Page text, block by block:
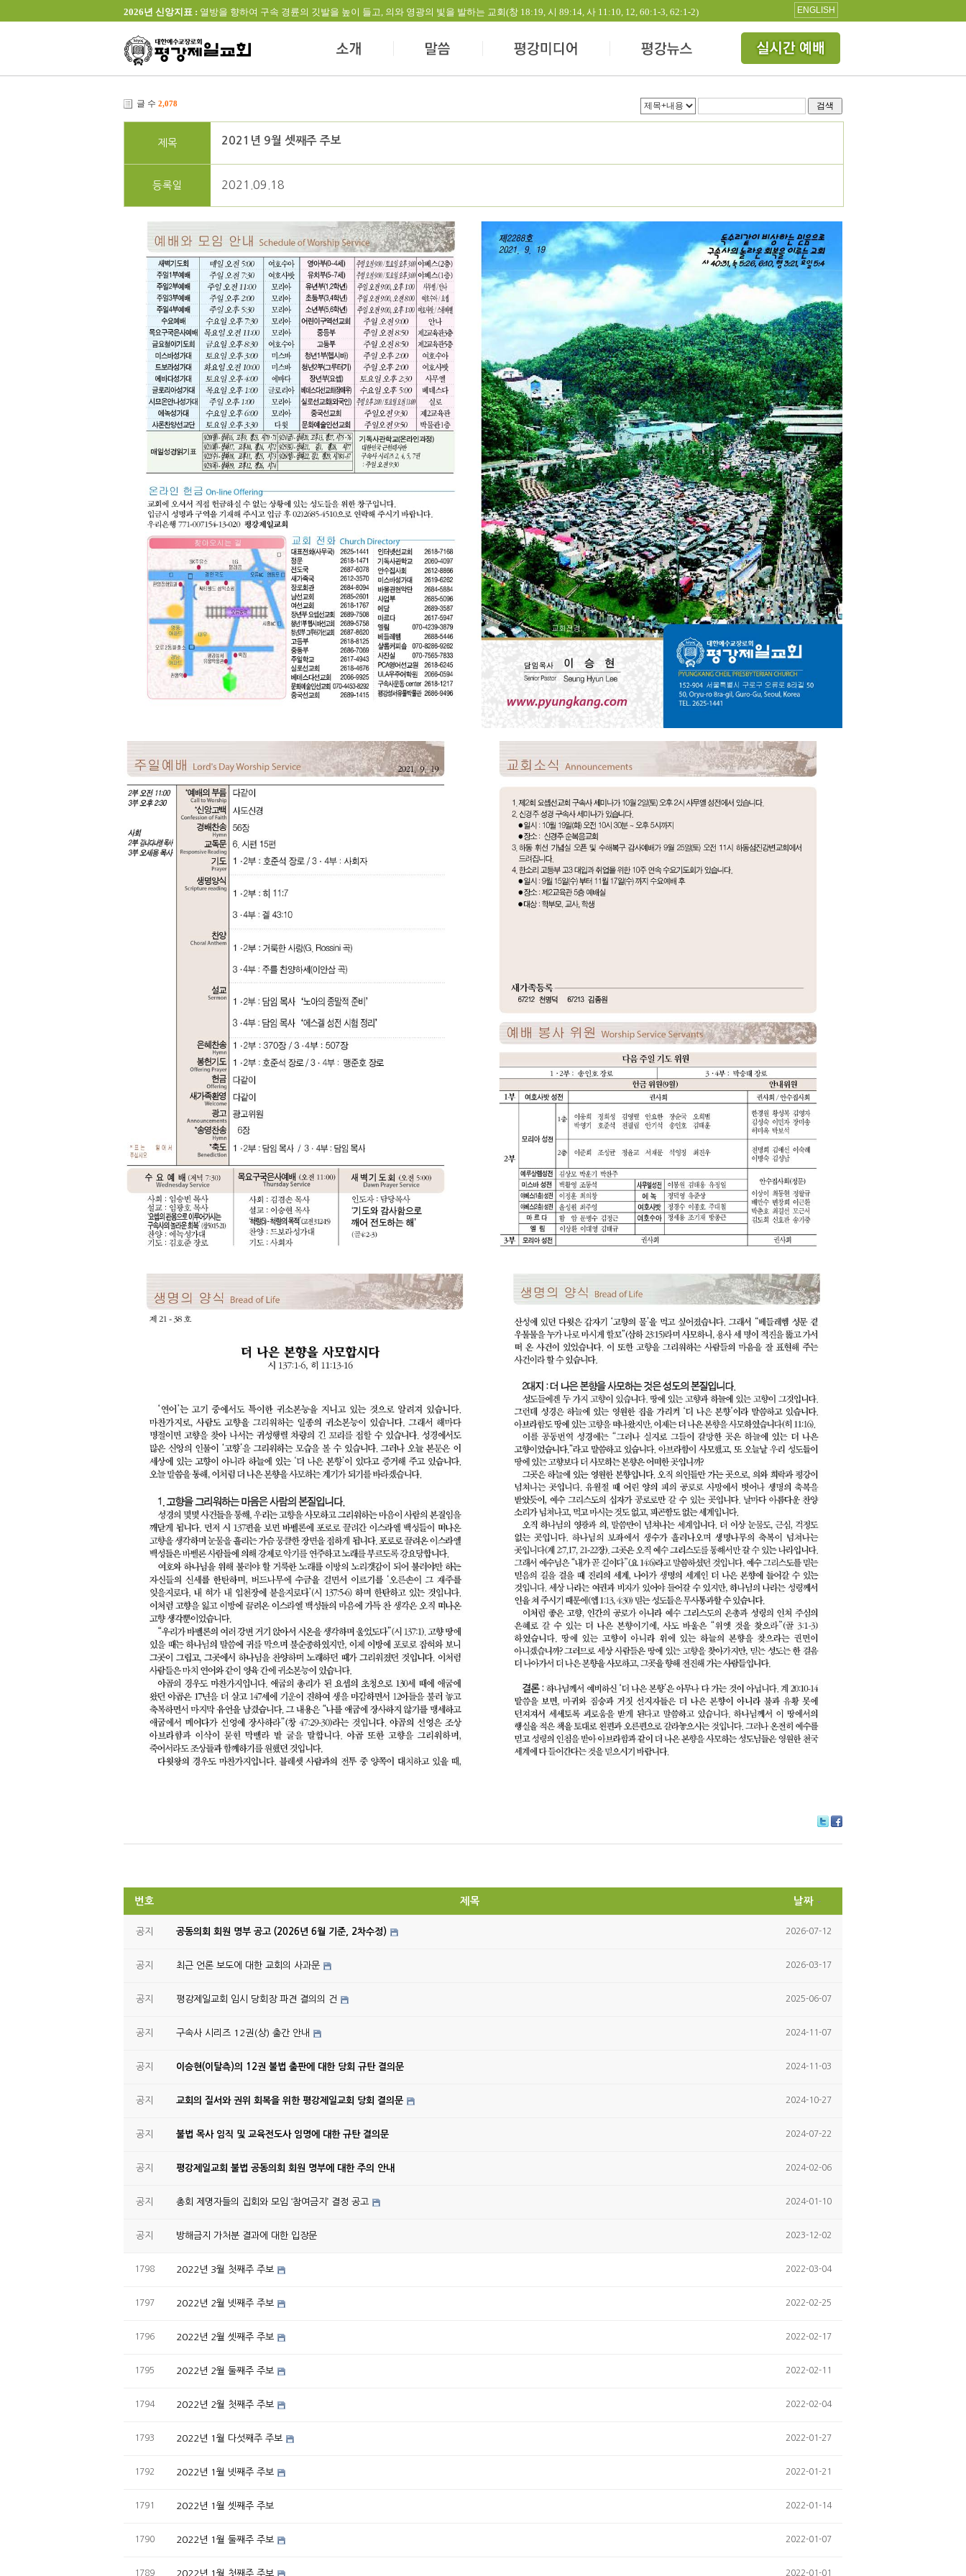
2026년 신앙지표 : 열방을 향하여 구속 경륜의 깃발을 높이 들고, 의와 영광의 빛을 발하는 교회(창 18:19, 시 89:14, 사 11:10, 12, 60:1-3, 62:1-2) ENGLISH
글 수 2,078 검색
제목 2021년 9월 셋째주 주보
등록일 2021.09.18
itte ce
번호 제목 날짜
공지 공동의회 회원 명부 공고 (2026년 6월 기준, 2차수정) 2026-07-12
공지 최근 언론 보도에 대한 교회의 사과문 2026-03-17
공지 평강제일교회 임시 당회장 파견 결의의 건 2025-06-07
공지 구속사 시리즈 12권(상) 출간 안내 2024-11-07
공지 이승현(이탈측)의 12권 불법 출판에 대한 당회 규탄 결의문 2024-11-03
공지 교회의 질서와 권위 회복을 위한 평강제일교회 당회 결의문 2024-10-27
공지 불법 목사 임직 및 교육전도사 임명에 대한 규탄 결의문 2024-07-22
공지 평강제일교회 불법 공동의회 회원 명부에 대한 주의 안내 2024-02-06
공지 총회 제명자들의 집회와 모임 ‘참여금지’ 결정 공고 2024-01-10
공지 방해금지 가처분 결과에 대한 입장문 2023-12-02
1798 2022년 3월 첫째주 주보 2022-03-04
1797 2022년 2월 넷째주 주보 2022-02-25
1796 2022년 2월 셋째주 주보 2022-02-17
1795 2022년 2월 둘째주 주보 2022-02-11
1794 2022년 2월 첫째주 주보 2022-02-04
1793 2022년 1월 다섯째주 주보 2022-01-27
1792 2022년 1월 넷째주 주보 2022-01-21
1791 2022년 1월 셋째주 주보 2022-01-14
1790 2022년 1월 둘째주 주보 2022-01-07
1789 2022년 1월 첫째주 주보 2022-01-01